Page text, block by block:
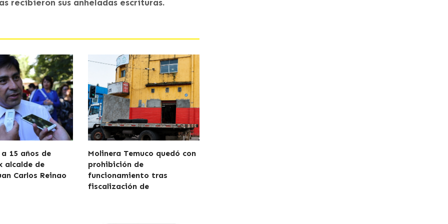
recibieron sus anheladas escrituras.
15 años de
alcalde de
Carlos Reinao
Molinera Temuco quedó con
prohibición de
funcionamiento tras
fiscalización de